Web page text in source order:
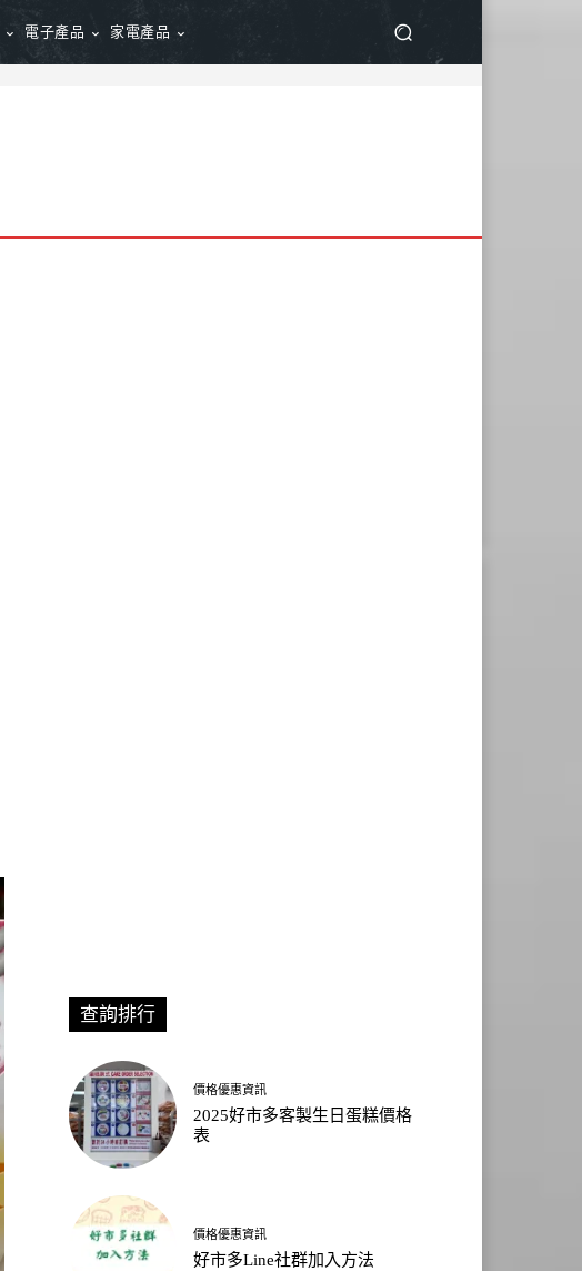
電子產品 家電產品
查詢排行
價格優惠資訊
2025好市多客製生日蛋糕價格
表
價格優惠資訊
好市多Line社群加入方法